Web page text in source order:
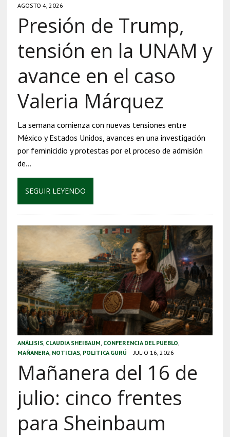
AGOSTO 4, 2026
Presión de Trump,
tensión en la UNAM y
avance en el caso
Valeria Márquez
La semana comienza con nuevas tensiones entre
México y Estados Unidos, avances en una investigación
por feminicidio y protestas por el proceso de admisión
de…
SEGUIR LEYENDO
ANÁLISIS, CLAUDIA SHEIBAUM, CONFERENCIA DEL PUEBLO,
MAÑANERA, NOTICIAS, POLÍTICA GURÚ JULIO 16, 2026
Mañanera del 16 de
julio: cinco frentes
para Sheinbaum